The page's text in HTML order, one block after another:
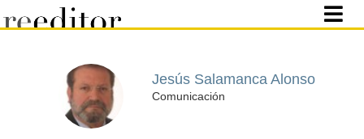
Jesús Salamanca Alonso
Comunicación